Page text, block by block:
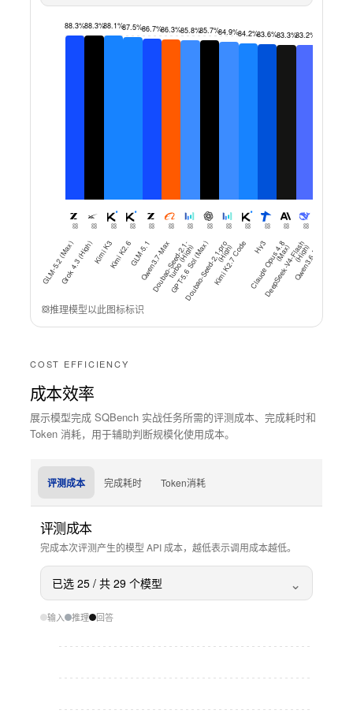
88.3%
GLM-5.2 (Max)
88.3%
Grok 4.3 (High)
88.1%
Kimi K3
87.5%
Kimi K2.6
86.7%
GLM-5.1
86.3%
Qwen3.7-Max
85.8%
D
o
u
b
a
o
-
S
e
e
d
-
2
.
1
-
t
u
r
b
o
(
Hi
g
h
)
85.7%
GPT-5.6 Sol (Max)
84.9%
D
o
u
b
a
o
-
S
e
e
d
-
2
.
1
-
p
r
o
(
Hi
g
h
)
84.2%
Kimi K2.7 Code
83.6%
Hy3
83.3%
Cl
a
u
d
e
O
p
u
s
4
.
8
(
M
a
x
)
83.2%
D
e
e
p
S
e
e
k
-
V
4
-
Fl
a
s
h
(
Hi
g
h
)
Qwen3.6-Plus
推理模型以此图标标识
COST EFFICIENCY
成本效率
展示模型完成 SQBench 实战任务所需的评测成本、完成耗时和
Token 消耗，用于辅助判断规模化使用成本。
评测成本 完成耗时 Token消耗
评测成本
完成本次评测产生的模型 API 成本，越低表示调用成本越低。
已选 25 / 共 29 个模型 ⌄
输入 推理 回答